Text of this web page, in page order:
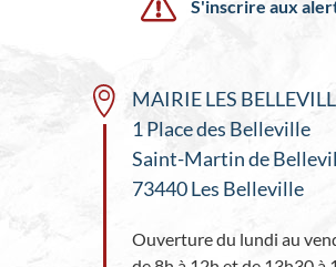
S'inscrire aux
MAIRIE LES
1 Place des Belleville
Saint-Martin de
73440 Les Belleville
Ouverture du lundi au